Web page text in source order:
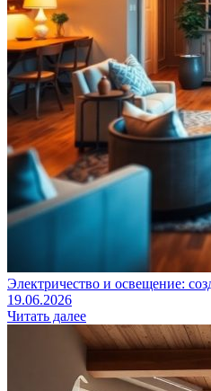
Электричество и освещение:
19.06.2026
Читать далее